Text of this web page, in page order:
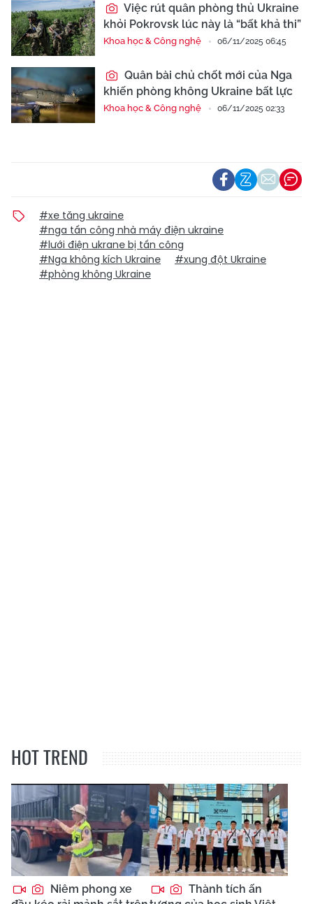
Việc rút quân phòng thủ Ukraine
khỏi Pokrovsk lúc này là “bất khả thi”
Khoa học & Công nghệ 06/11/2025 06:45
Quân bài chủ chốt mới của Nga
khiến phòng không Ukraine bất lực
Khoa học & Công nghệ 06/11/2025 02:33
#xe tăng ukraine
#nga tấn công nhà máy điện ukraine
#lưới điện ukrane bị tấn công
#Nga không kích Ukraine
#xung đột Ukraine
#phòng không Ukraine
HOT TREND
Niêm phong xe
Thành tích ấn